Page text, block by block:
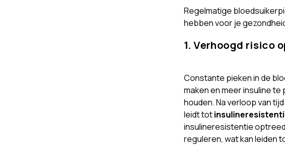
Regelmatige
hebben voor je
1. Verhoogd risico
Constante pieken in de
maken en meer insuline
houden. Na verloop van
leidt tot
insulineresistentie
reguleren, wat kan leiden